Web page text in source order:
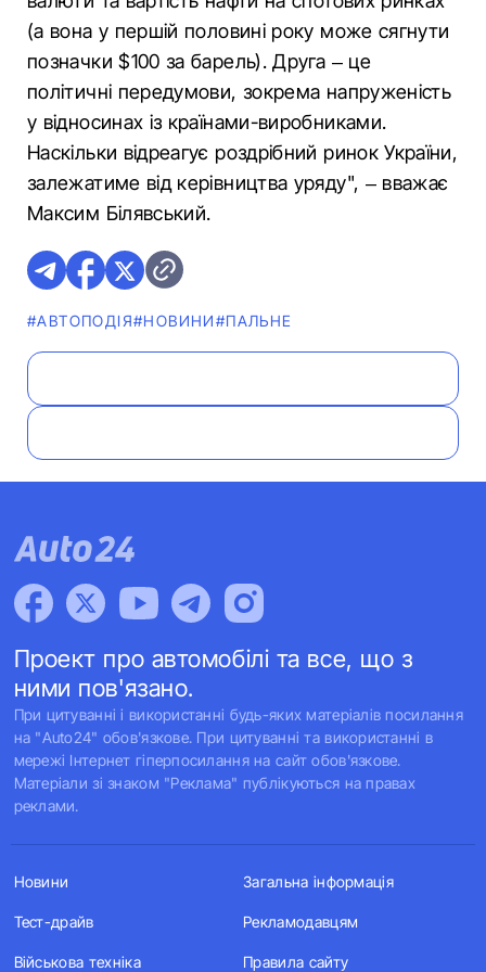
(а вона у першій половині року може сягнути
позначки $100 за барель). Друга – це
політичні передумови, зокрема напруженість
у відносинах із країнами-виробниками.
Наскільки відреагує роздрібний ринок України,
залежатиме від керівництва уряду", – вважає
Максим Білявський.
#АВТОПОДІЯ#НОВИНИ#ПАЛЬНЕ
Проект про автомобілі та все, що з
ними пов'язано.
При цитуванні і використанні будь-яких матеріалів посилання
на "Auto24" обов'язкове. При цитуванні та використанні в
мережі Інтернет гіперпосилання на сайт обов'язкове.
Матеріали зі знаком "Реклама" публікуються на правах
реклами.
Новини
Тест-драйв
Військова техніка
Загальна інформація
Рекламодавцям
Правила сайту